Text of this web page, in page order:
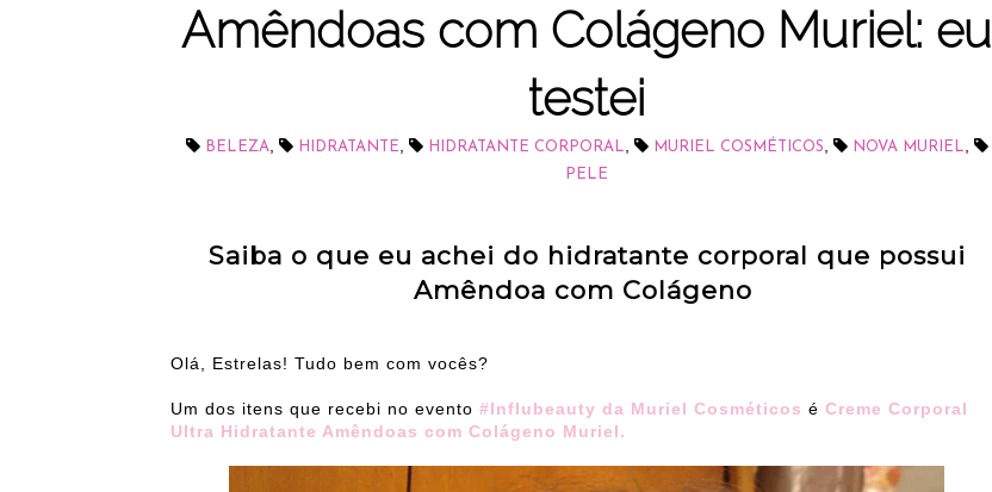
Amêndoas com Colágeno Muriel: eu
testei
BELEZA HIDRATANTE HIDRATANTE CORPORAL MURIEL COSMÉTICOS NOVA MURIEL
PELE
Saiba o que eu achei do hidratante corporal que possui
Amêndoa com Colágeno
Olá, Estrelas! Tudo bem com vocês?
Um dos itens que recebi no evento #Influbeauty da Muriel Cosméticos é Creme Corporal
Ultra Hidratante Amêndoas com Colágeno Muriel.